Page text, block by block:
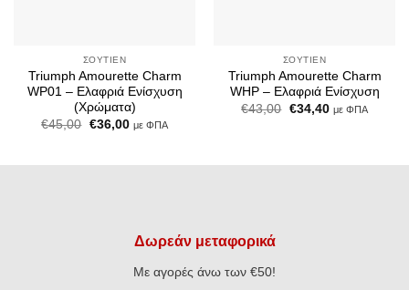
ΣΟΥΤΙΈΝ
Triumph Amourette Charm
WP01 – Ελαφριά Ενίσχυση
(Χρώματα)
€45,00 Original
price
€36,00Η
τρέχουσα
με ΦΠΑ
ΣΟΥΤΙΈΝ
Triumph Amourette Charm
WHP – Ελαφριά Ενίσχυση
€43,00 Original
price
€34,40Η
τρέχουσα
με ΦΠΑ
Δωρεάν μεταφορικά
Με αγορές άνω των €50!